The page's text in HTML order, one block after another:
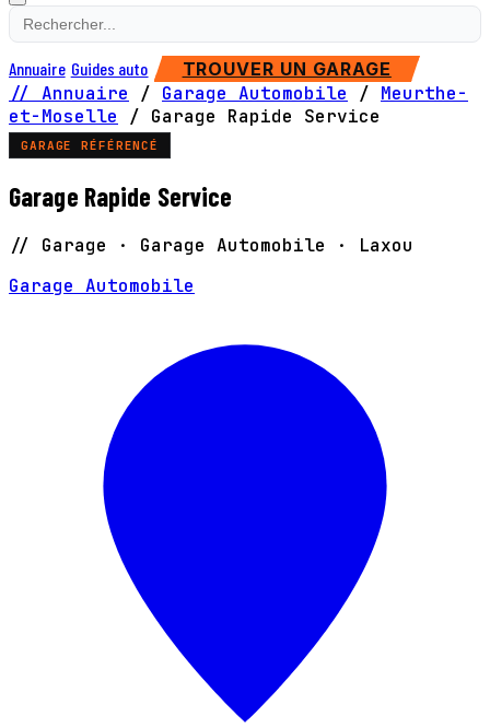
Annuaire Guides auto TROUVER UN GARAGE
// Annuaire / Garage Automobile / Meurthe-
et-Moselle
/ Garage Rapide Service
GARAGE RÉFÉRENCÉ
Garage Rapide Service
// Garage · Garage Automobile · Laxou
Garage Automobile